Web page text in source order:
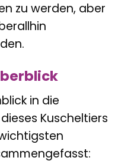
zu werden, aber
in die
Kuscheltiers